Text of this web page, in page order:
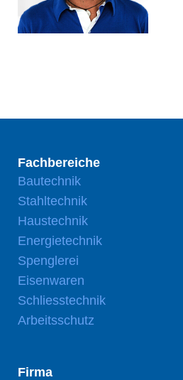
Fachbereiche
Bautechnik
Stahltechnik
Haustechnik
Energietechnik
Spenglerei
Eisenwaren
Schliesstechnik
Arbeitsschutz
Firma